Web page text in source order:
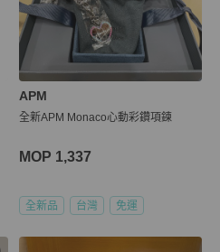
APM
全新APM Monaco心動彩鑽項鍊
MOP 1,337
全新品 台灣 免運